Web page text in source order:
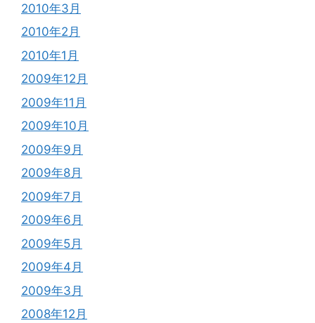
2010年3月
2010年2月
2010年1月
2009年12月
2009年11月
2009年10月
2009年9月
2009年8月
2009年7月
2009年6月
2009年5月
2009年4月
2009年3月
2008年12月